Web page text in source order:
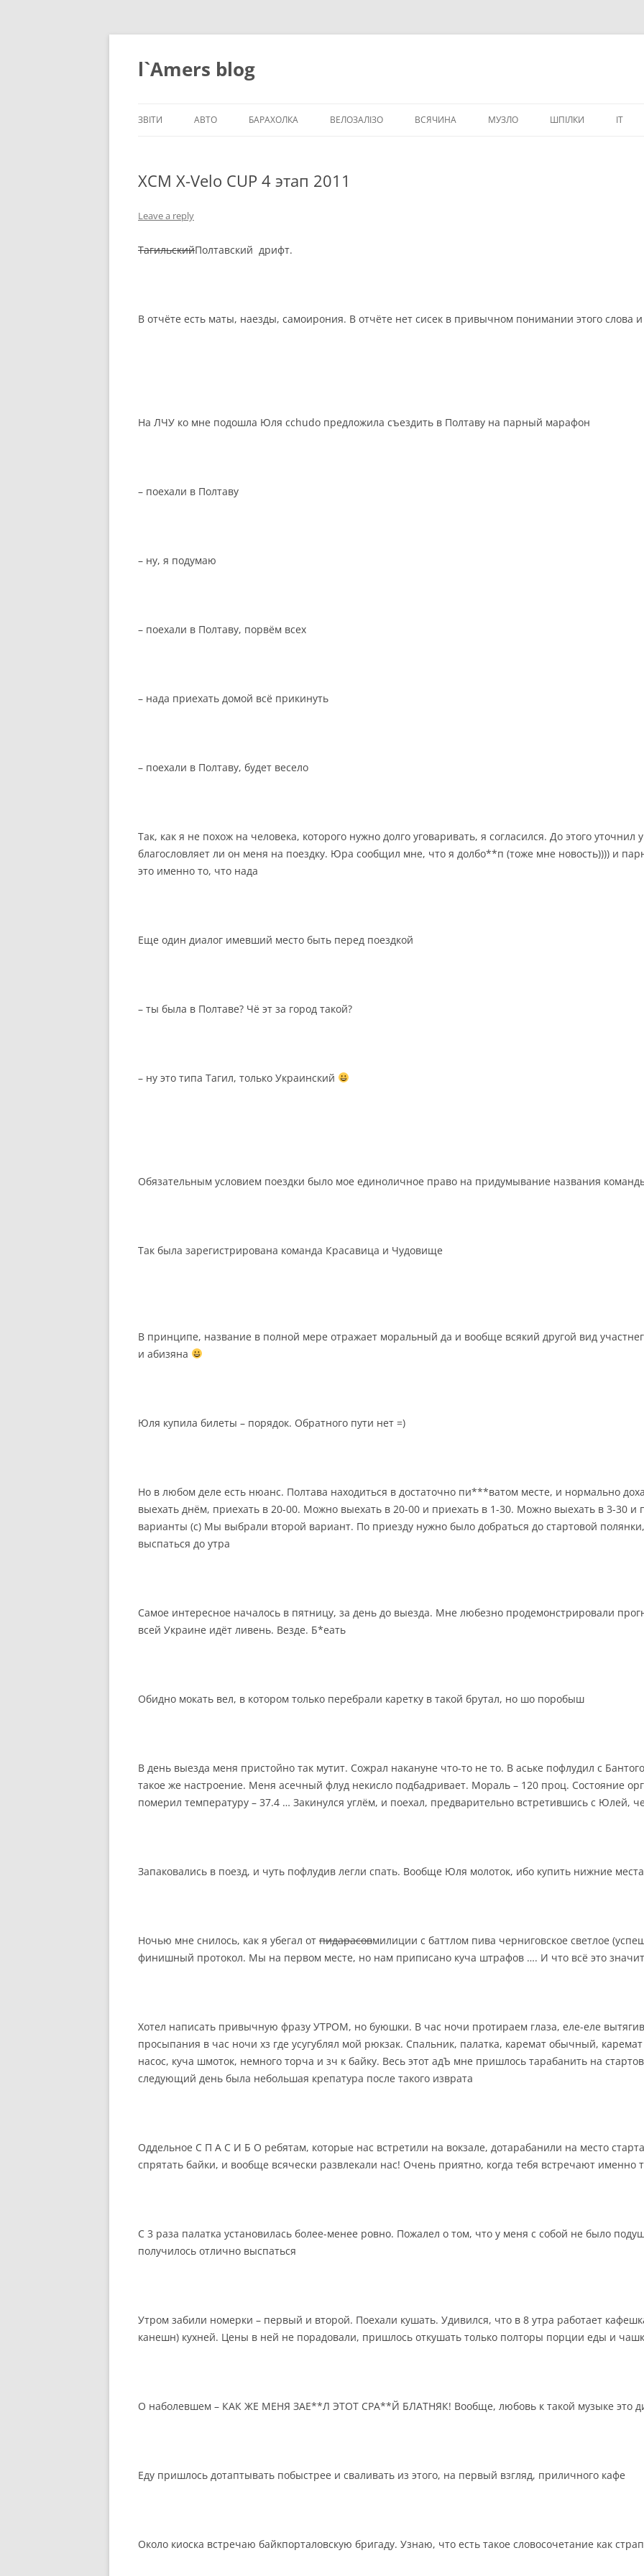
Skip
content
l`Amers blog
ЗВІТИ
ЗВІТИ_2020
АВТО БАРАХОЛКА ВЕЛОЗАЛІЗО ВСЯЧИНА МУЗЛО ШПІЛКИ IT
XCM X-Velo CUP 4 этап 2011
Leave a reply
ТагильскийПолтавский дрифт.
В отчёте есть маты, наезды, самоирония. В отчёте нет сисек в привычном понимании этого слова
На ЛЧУ ко мне подошла Юля cchudo предложила съездить в Полтаву на парный марафон
– поехали в Полтаву
– ну, я подумаю
– поехали в Полтаву, порвём всех
– нада приехать домой всё прикинуть
– поехали в Полтаву, будет весело
Так, как я не похож на человека, которого нужно долго уговаривать, я согласился. До этого
благословляет ли он меня на поездку. Юра сообщил мне, что я долбо**п (тоже мне новость)))) и
это именно то, что нада
Еще один диалог имевший место быть перед поездкой
– ты была в Полтаве? Чё эт за город такой?
– ну это типа Тагил, только Украинский
Обязательным условием поездки было мое единоличное право на придумывание названия
Так была зарегистрирована команда Красавица и Чудовище
В принципе, название в полной мере отражает моральный да и вообще всякий другой вид
и абизяна
Юля купила билеты – порядок. Обратного пути нет =)
Но в любом деле есть нюанс. Полтава находиться в достаточно пи***ватом месте, и нормально
выехать днём, приехать в 20-00. Можно выехать в 20-00 и приехать в 1-30. Можно выехать в 3-30 и
варианты (с) Мы выбрали второй вариант. По приезду нужно было добраться до стартовой
выспаться до утра
Самое интересное началось в пятницу, за день до выезда. Мне любезно продемонстрировали
всей Украине идёт ливень. Везде. Б*еать
Обидно мокать вел, в котором только перебрали каретку в такой брутал, но шо поробыш
В день выезда меня пристойно так мутит. Сожрал накануне что-то не то. В аське пофлудил с
такое же настроение. Меня асечный флуд некисло подбадривает. Мораль – 120 проц. Состояние
померил температуру – 37.4 … Закинулся углём, и поехал, предварительно встретившись с Юлей,
Запаковались в поезд, и чуть пофлудив легли спать. Вообще Юля молоток, ибо купить нижние
Ночью мне снилось, как я убегал от пидарасовмилиции с баттлом пива черниговское светлое
финишный протокол. Мы на первом месте, но нам приписано куча штрафов …. И что всё это
Хотел написать привычную фразу УТРОМ, но буюшки. В час ночи протираем глаза, еле-еле
просыпания в час ночи хз где усугублял мой рюкзак. Спальник, палатка, каремат обычный,
насос, куча шмоток, немного торча и зч к байку. Весь этот адЪ мне пришлось тарабанить на
следующий день была небольшая крепатура после такого изврата
Оддельное С П А С И Б О ребятам, которые нас встретили на вокзале, дотарабанили на место
спрятать байки, и вообще всячески развлекали нас! Очень приятно, когда тебя встречают именно
С 3 раза палатка установилась более-менее ровно. Пожалел о том, что у меня с собой не было
получилось отлично выспаться
Утром забили номерки – первый и второй. Поехали кушать. Удивился, что в 8 утра работает
канешн) кухней. Цены в ней не порадовали, пришлось откушать только полторы порции еды и
О наболевшем – КАК ЖЕ МЕНЯ ЗАЕ**Л ЭТОТ СРА**Й БЛАТНЯК! Вообще, любовь к такой музыке это
Еду пришлось дотаптывать побыстрее и сваливать из этого, на первый взгляд, приличного кафе
Около киоска встречаю байкпорталовскую бригаду. Узнаю, что есть такое словосочетание как